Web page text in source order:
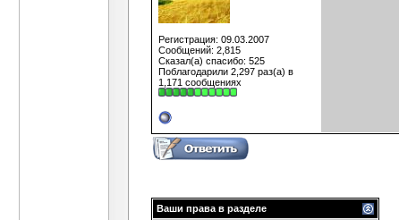
Регистрация: 09.03.2007
Сообщений: 2,815
Сказал(а) спасибо: 525
Поблагодарили 2,297 раз(а) в
1,171 сообщениях
Ваши права в разделе